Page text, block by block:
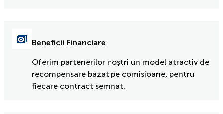
Beneficii Financiare
Oferim partenerilor noștri un model atractiv de
recompensare bazat pe comisioane, pentru
fiecare contract semnat.